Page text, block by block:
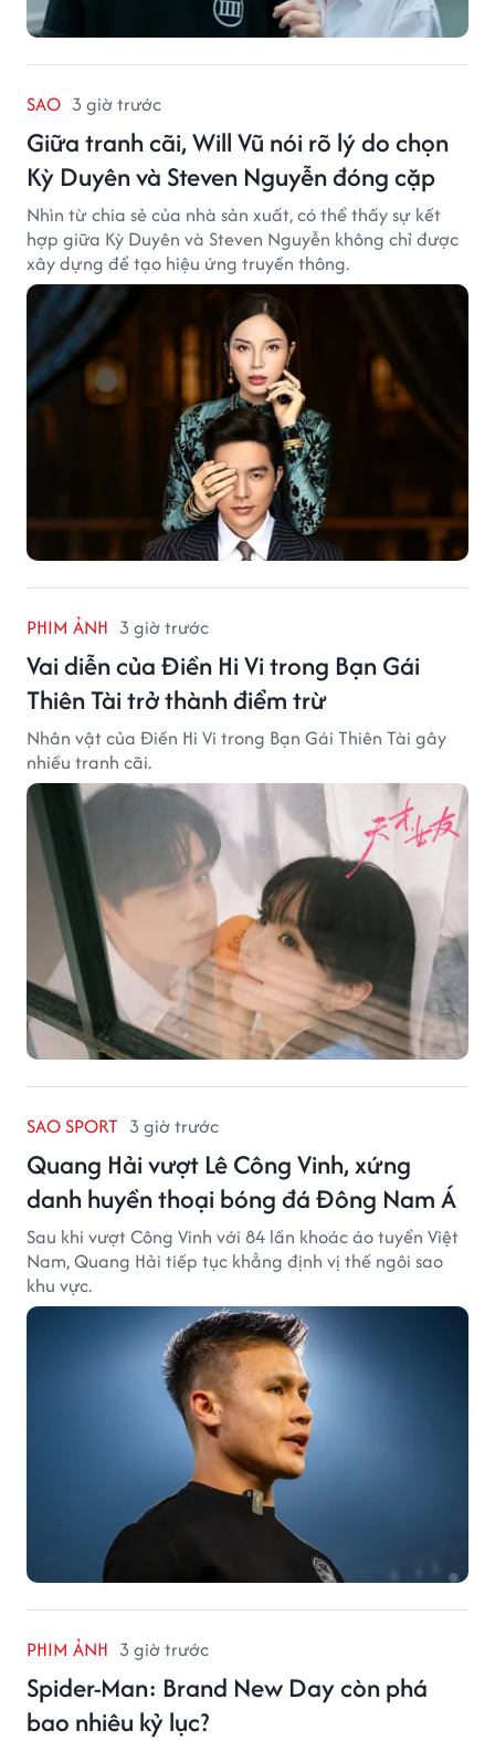
SAO 3 giờ trước
Giữa tranh cãi, Will Vũ nói rõ lý do chọn
Kỳ Duyên và Steven Nguyễn đóng cặp
Nhìn từ chia sẻ của nhà sản xuất, có thể thấy sự kết
hợp giữa Kỳ Duyên và Steven Nguyễn không chỉ được
xây dựng để tạo hiệu ứng truyền thông.
PHIM ẢNH 3 giờ trước
Vai diễn của Điền Hi Vi trong Bạn Gái
Thiên Tài trở thành điểm trừ
Nhân vật của Điền Hi Vi trong Bạn Gái Thiên Tài gây
nhiều tranh cãi.
SAO SPORT 3 giờ trước
Quang Hải vượt Lê Công Vinh, xứng
danh huyền thoại bóng đá Đông Nam Á
Sau khi vượt Công Vinh với 84 lần khoác áo tuyển Việt
Nam, Quang Hải tiếp tục khẳng định vị thế ngôi sao
khu vực.
PHIM ẢNH 3 giờ trước
Spider-Man: Brand New Day còn phá
bao nhiêu kỷ lục?